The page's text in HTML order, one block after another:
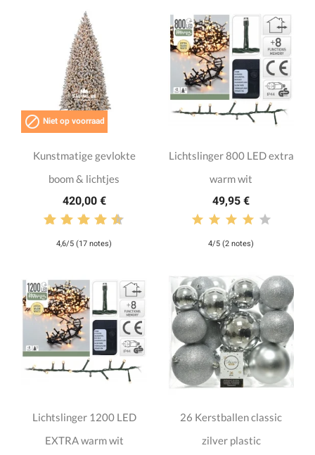
 Niet op voorraad
Kunstmatige gevlokte
boom & lichtjes
420,00 €
4,6/5 (17 notes)
Lichtslinger 800 LED extra
warm wit
49,95 €
4/5 (2 notes)
Lichtslinger 1200 LED
EXTRA warm wit
26 Kerstballen classic
zilver plastic